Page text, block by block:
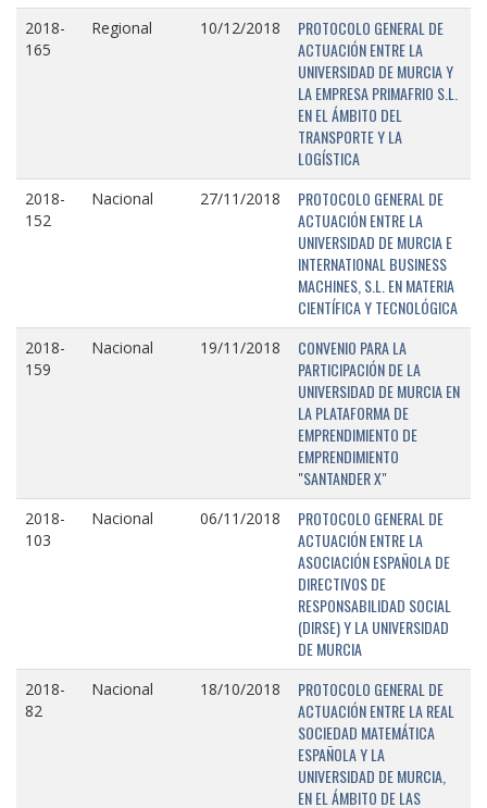
2018-
165
Regional 10/12/2018
PROTOCOLO GENERAL DE
ACTUACIÓN ENTRE LA
UNIVERSIDAD DE MURCIA Y
LA EMPRESA PRIMAFRIO S.L.
EN EL ÁMBITO DEL
TRANSPORTE Y LA
LOGÍSTICA
2018-
152
Nacional 27/11/2018
PROTOCOLO GENERAL DE
ACTUACIÓN ENTRE LA
UNIVERSIDAD DE MURCIA E
INTERNATIONAL BUSINESS
MACHINES, S.L. EN MATERIA
CIENTÍFICA Y TECNOLÓGICA
2018-
159
Nacional 19/11/2018
CONVENIO PARA LA
PARTICIPACIÓN DE LA
UNIVERSIDAD DE MURCIA EN
LA PLATAFORMA DE
EMPRENDIMIENTO DE
EMPRENDIMIENTO
"SANTANDER X"
2018-
103
Nacional 06/11/2018
PROTOCOLO GENERAL DE
ACTUACIÓN ENTRE LA
ASOCIACIÓN ESPAÑOLA DE
DIRECTIVOS DE
RESPONSABILIDAD SOCIAL
(DIRSE) Y LA UNIVERSIDAD
DE MURCIA
2018-
82
Nacional 18/10/2018
PROTOCOLO GENERAL DE
ACTUACIÓN ENTRE LA REAL
SOCIEDAD MATEMÁTICA
ESPAÑOLA Y LA
UNIVERSIDAD DE MURCIA,
EN EL ÁMBITO DE LAS